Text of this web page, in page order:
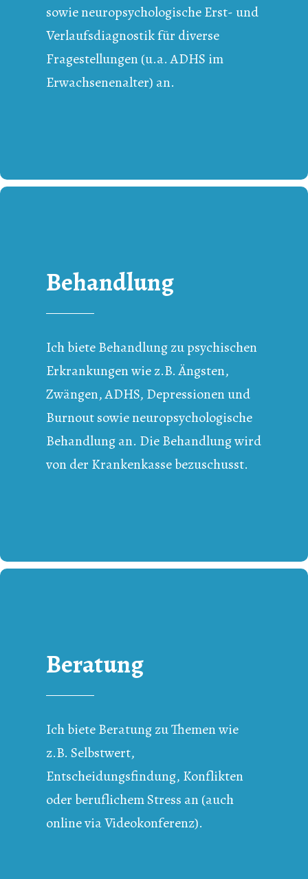
sowie neuropsychologische Erst- und
Verlaufsdiagnostik für diverse
Fragestellungen (u.a. ADHS im
Erwachsenenalter) an.
Behandlung
Ich biete Behandlung zu psychischen
Erkrankungen wie z.B. Ängsten,
Zwängen, ADHS, Depressionen und
Burnout sowie neuropsychologische
Behandlung an. Die Behandlung wird
von der Krankenkasse bezuschusst.
Beratung
Ich biete Beratung zu Themen wie
z.B. Selbstwert,
Entscheidungsfindung, Konflikten
oder beruflichem Stress an (auch
online via Videokonferenz).